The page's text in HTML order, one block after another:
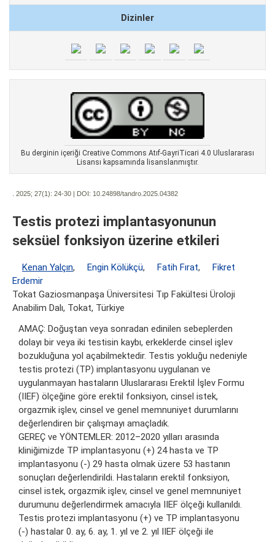
Dizinler
Bu derginin içeriği Creative Commons Atıf-GayriTicari 4.0 Uluslararası
Lisansı kapsamında lisanslanmıştır.
. 2025; 27(1): 24-30 | DOI: 10.24898/tandro.2025.04382
Testis protezi implantasyonunun
seksüel fonksiyon üzerine etkileri
Kenan Yalçın, Engin Kölükçü, Fatih Fırat,
Fikret
Erdemir
Tokat Gaziosmanpaşa Üniversitesi Tıp Fakültesi Üroloji
Anabilim Dalı, Tokat, Türkiye
AMAÇ: Doğuştan veya sonradan edinilen sebeplerden
dolayı bir veya iki testisin kaybı, erkeklerde cinsel işlev
bozukluğuna yol açabilmektedir. Testis yokluğu nedeniyle
testis protezi (TP) implantasyonu uygulanan ve
uygulanmayan hastaların Uluslararası Erektil İşlev Formu
(IIEF) ölçeğine göre erektil fonksiyon, cinsel istek,
orgazmik işlev, cinsel ve genel memnuniyet durumlarını
değerlendiren bir çalışmayı amaçladık.
GEREÇ ve YÖNTEMLER: 2012–2020 yılları arasında
kliniğimizde TP implantasyonu (+) 24 hasta ve TP
implantasyonu (-) 29 hasta olmak üzere 53 hastanın
sonuçları değerlendirildi. Hastaların erektil fonksiyon,
cinsel istek, orgazmik işlev, cinsel ve genel memnuniyet
durumunu değerlendirmek amacıyla IIEF ölçeği kullanıldı.
Testis protezi implantasyonu (+) ve TP implantasyonu
(-) hastalar 0. ay, 6. ay, 1. yıl ve 2. yıl IIEF ölçeği ile